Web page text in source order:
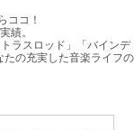
ココ！
績。
ラスロッド」「バインデ
の充実した音楽ライフの